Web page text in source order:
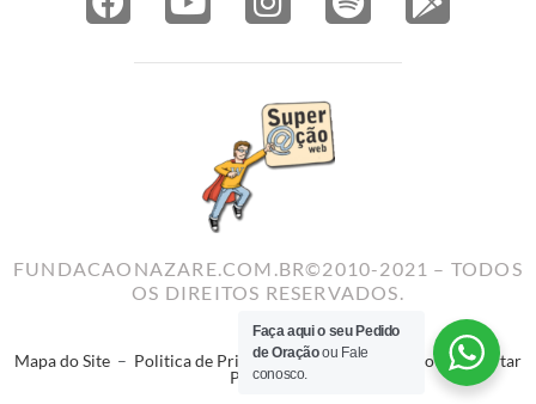
FUNDACAONAZARE.COM.BR©2010-2021 – TODOS
OS DIREITOS RESERVADOS.
Mapa do Site – Politica de Privacidade–Termos de Uso–Reportar
Problema
Faça aqui o seu Pedido
de Oraçãoou Fale
conosco.